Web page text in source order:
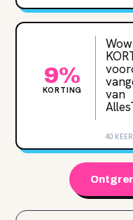
9%
KORTING
van
40